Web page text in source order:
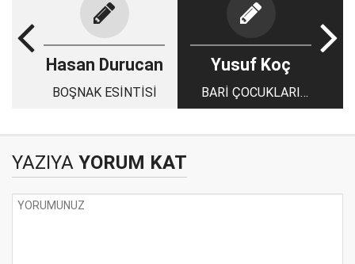
Hasan Durucan
BOŞNAK ESİNTİSİ
Yusuf Koç
BARİ ÇOCUKLARI
ALET ETMEYİN!
YAZIYA YORUM KAT